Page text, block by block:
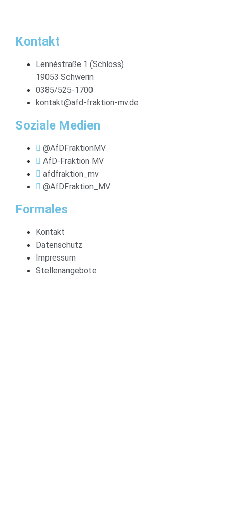
Kontakt
Lennéstraße 1 (Schloss)
19053 Schwerin
0385/525-1700
kontakt@afd-fraktion-mv.de
Soziale Medien
@AfDFraktionMV
AfD-Fraktion MV
afdfraktion_mv
@AfDFraktion_MV
Formales
Kontakt
Datenschutz
Impressum
Stellenangebote